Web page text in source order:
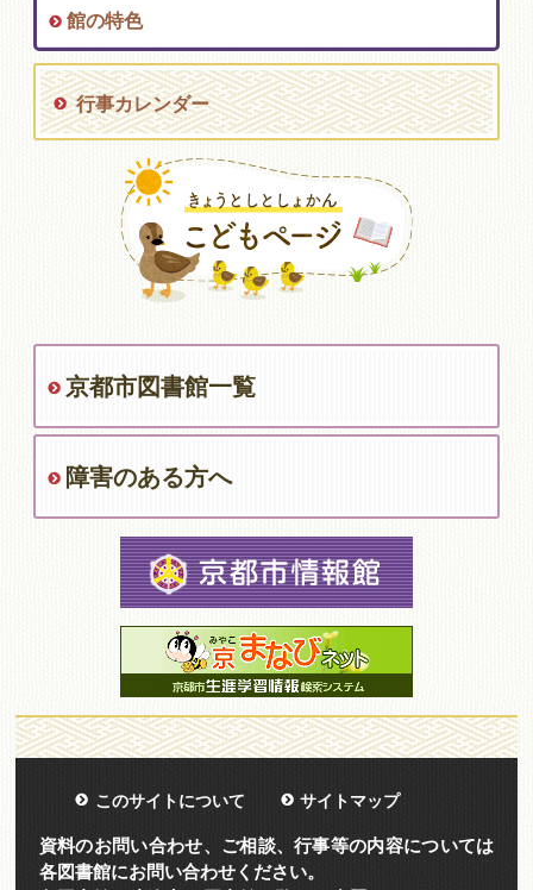
館の特色
行事カレンダー
京都市図書館一覧
障害のある方へ
このサイトについて サイトマップ
資料のお問い合わせ、ご相談、行事等の内容については
各図書館にお問い合わせください。